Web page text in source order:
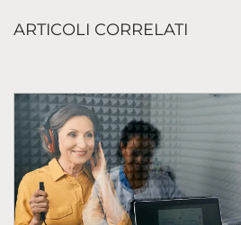
ARTICOLI CORRELATI